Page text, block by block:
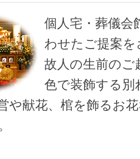
個人宅・葬儀会
わせたご提案
故人の生前のご
色で装飾する別
や献花、棺を飾るお